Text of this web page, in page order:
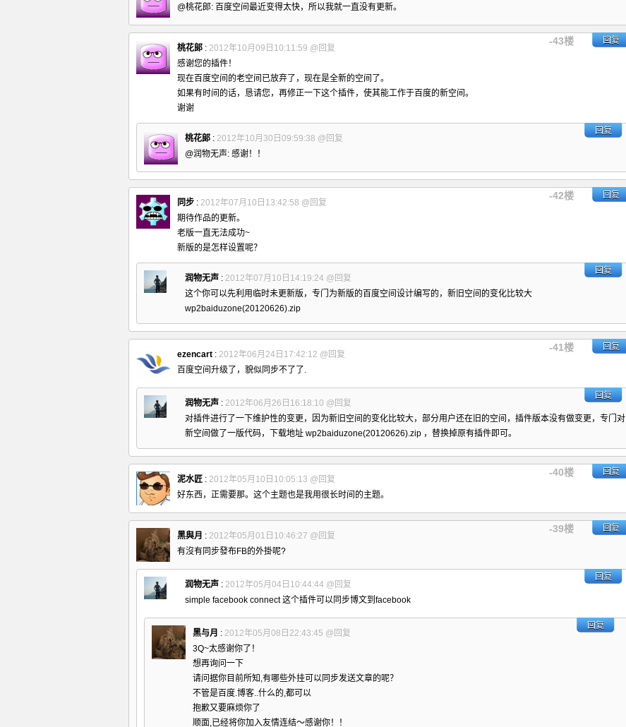
@桃花郞: 百度空间最近变得太快，所以我就一直没有更新。
桃花郞 : 2012年10月09日10:11:59
-43楼
@回复
回复
感谢您的插件！
现在百度空间的老空间已放弃了，现在是全新的空间了。
如果有时间的话，恳请您，再修正一下这个插件，使其能工作于百度的新空间。
谢谢
桃花郞 : 2012年10月30日09:59:38 @回复
回复
@润物无声: 感谢！！
同步 : 2012年07月10日13:42:58
-42楼
@回复
回复
期待作品的更新。
老版一直无法成功~
新版的是怎样设置呢？
润物无声 : 2012年07月10日14:19:24 @回复
回复
这个你可以先利用临时未更新版，专门为新版的百度空间设计编写的，新旧空间的变化比较大
wp2baiduzone(20120626).zip
ezencart : 2012年06月24日17:42:12
-41楼
@回复
回复
百度空间升级了，貌似同步不了了.
润物无声 : 2012年06月26日16:18:10 @回复
回复
对插件进行了一下维护性的变更，因为新旧空间的变化比较大，部分用户还在旧的空间，插件版本没有做变更，专门对
新空间做了一版代码，下载地址 wp2baiduzone(20120626).zip ，替换掉原有插件即可。
泥水匠 : 2012年05月10日10:05:13
-40楼
@回复
回复
好东西，正需要那。这个主题也是我用很长时间的主题。
黑與月 : 2012年05月01日10:46:27
-39楼
@回复
回复
有沒有同步發布FB的外掛呢?
润物无声 : 2012年05月04日10:44:44 @回复
回复
simple facebook connect这个插件可以同步博文到facebook
黑与月 : 2012年05月08日22:43:45 @回复
回复
3Q~太感谢你了！
想再询问一下
请问据你目前所知,有哪些外挂可以同步发送文章的呢？
不管是百度.博客..什么的,都可以
抱歉又要麻烦你了
顺面,已经将你加入友情连结～感谢你！！